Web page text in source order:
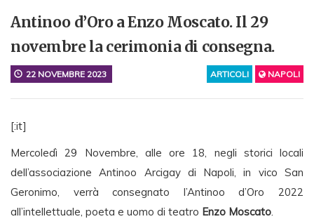
Antinoo d’Oro a Enzo Moscato. Il 29
novembre la cerimonia di consegna.
ARTICOLI NAPOLI
22 NOVEMBRE 2023
[:it]
Mercoledì 29 Novembre, alle ore 18, negli storici locali
dell’associazione Antinoo Arcigay di Napoli, in vico San
Geronimo, verrà consegnato l’Antinoo d’Oro 2022
all’intellettuale, poeta e uomo di teatro Enzo Moscato